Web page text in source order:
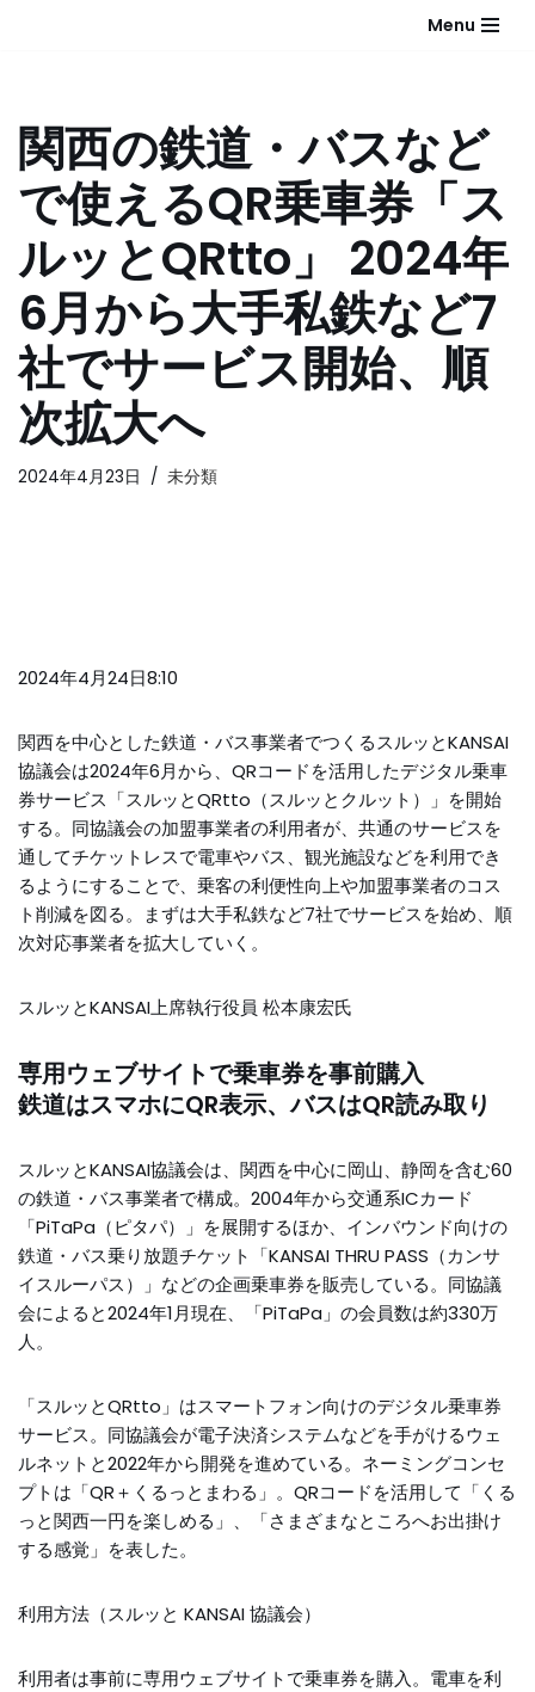
テ
ン
ツ
キ
ッ
プ
Menu
関西の鉄道・バスなど
で使えるQR乗車券「ス
ルッとQRtto」 2024年
6月から大手私鉄など7
社でサービス開始、順
次拡大へ
2024年4月23日 未分類
2024年4月24日8:10
関西を中心とした鉄道・バス事業者でつくるスルッとKANSAI
協議会は2024年6月から、QRコードを活用したデジタル乗車
券サービス「スルッとQRtto（スルッとクルット）」を開始
する。同協議会の加盟事業者の利用者が、共通のサービスを
通してチケットレスで電車やバス、観光施設などを利用でき
るようにすることで、乗客の利便性向上や加盟事業者のコス
ト削減を図る。まずは大手私鉄など7社でサービスを始め、順
次対応事業者を拡大していく。
スルッとKANSAI上席執行役員 松本康宏氏
専用ウェブサイトで乗車券を事前購入
鉄道はスマホにQR表示、バスはQR読み取り
スルッとKANSAI協議会は、関西を中心に岡山、静岡を含む60
の鉄道・バス事業者で構成。2004年から交通系ICカード
「PiTaPa（ピタパ）」を展開するほか、インバウンド向けの
鉄道・バス乗り放題チケット「KANSAI THRU PASS（カンサ
イスルーパス）」などの企画乗車券を販売している。同協議
会によると2024年1月現在、「PiTaPa」の会員数は約330万
人。
「スルッとQRtto」はスマートフォン向けのデジタル乗車券
サービス。同協議会が電子決済システムなどを手がけるウェ
ルネットと2022年から開発を進めている。ネーミングコンセ
プトは「QR＋くるっとまわる」。QRコードを活用して「くる
っと関西一円を楽しめる」、「さまざまなところへお出掛け
する感覚」を表した。
利用方法（スルッと KANSAI 協議会）
利用者は事前に専用ウェブサイトで乗車券を購入。電車を利